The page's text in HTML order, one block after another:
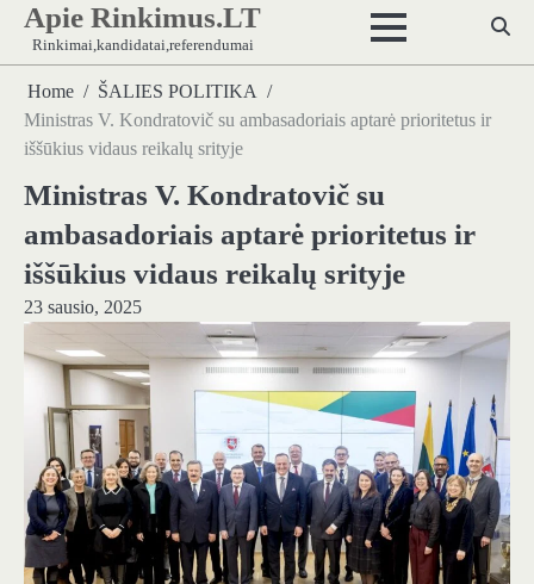
Skip
content
Apie Rinkimus.LT
Rinkimai,kandidatai,referendumai
Home
ŠALIES POLITIKA
Ministras V. Kondratovič su ambasadoriais aptarė prioritetus ir
iššūkius vidaus reikalų srityje
Ministras V. Kondratovič su
ambasadoriais aptarė prioritetus ir
iššūkius vidaus reikalų srityje
23 sausio, 2025